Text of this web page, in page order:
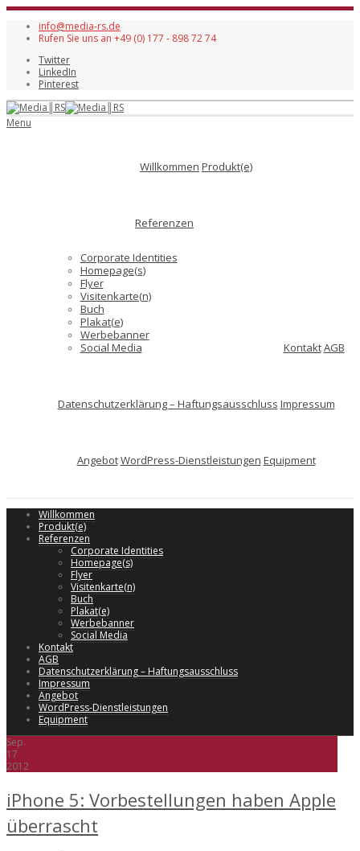
info@media-rs.de
Rufen Sie uns an +49 (0) 177 - 898 72 74
Twitter
LinkedIn
Pinterest
Menu
Willkommen Produkt(e)
Referenzen
Corporate Identities
Homepage(s)
Flyer
Visitenkarte(n)
Buch
Plakat(e)
Werbebanner
Social Media
KontaktAGB
Datenschutzerklärung – Haftungsausschluss Impressum
AngebotWordPress-Dienstleistungen Equipment
Willkommen
Produkt(e)
Referenzen
Corporate Identities
Homepage(s)
Flyer
Visitenkarte(n)
Buch
Plakat(e)
Werbebanner
Social Media
Kontakt
AGB
Datenschutzerklärung – Haftungsausschluss
Impressum
Angebot
WordPress-Dienstleistungen
Equipment
Sep.
17
2012
iPhone 5: Vorbestellungen haben Apple
überrascht